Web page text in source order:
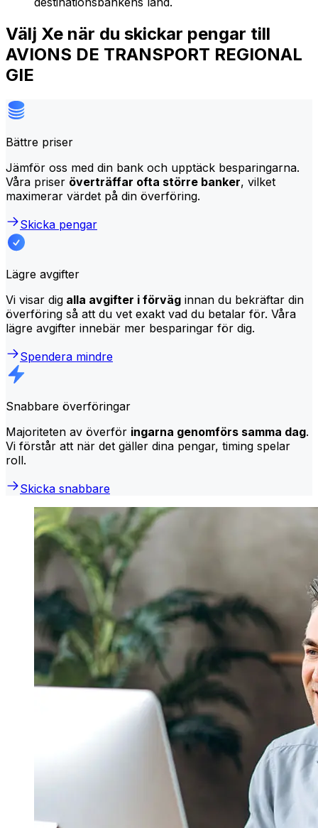
Välj Xe när du skickar pengar till
AVIONS DE TRANSPORT REGIONAL
GIE
Bättre priser
Jämför oss med din bank och upptäck besparingarna.
Våra priser överträffar ofta större banker, vilket
maximerar värdet på din överföring.
Skicka pengar
Lägre avgifter
Vi visar dig alla avgifter i förväg innan du bekräftar din
överföring så att du vet exakt vad du betalar för. Våra
lägre avgifter innebär mer besparingar för dig.
Spendera mindre
Snabbare överföringar
Majoriteten av överför ingarna genomförs samma dag.
Vi förstår att när det gäller dina pengar, timing spelar
roll.
Skicka snabbare